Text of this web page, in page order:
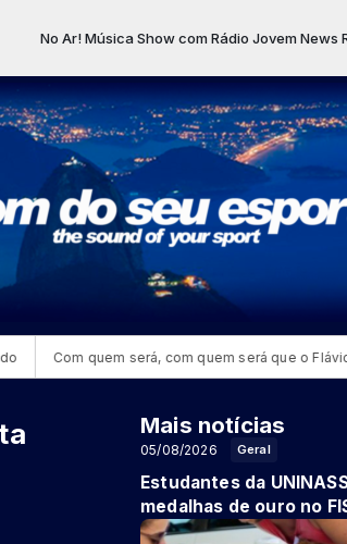
No Ar! Música Show com Rádio Jovem News RJ
Com quem será, com quem será que o Flávio
Mais notícias
Geral
05/08/2026
Estudantes da
medalhas de ouro no